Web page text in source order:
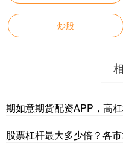
炒股
期如意期货配资APP，高
股票杠杆最大多少倍？各